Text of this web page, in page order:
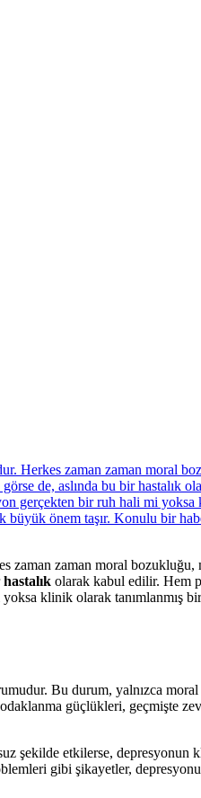
zaman zaman moral
hastalık olarak kabul edilir. Hem
klinik olarak tanımlanmış
Bu durum, yalnızca
güçlükleri, geçmişte
şekilde etkilerse, depresyonun
gibi şikayetler,